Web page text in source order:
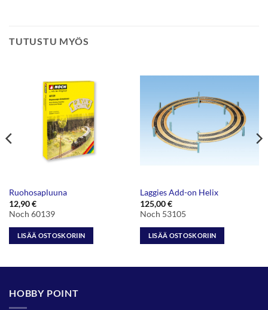
TUTUSTU MYÖS
Ruohosapluuna
12,90€
Noch 60139
LISÄÄ OSTOSKORIIN
Laggies Add-on Helix
125,00€
Noch 53105
LISÄÄ OSTOSKORIIN
HOBBY POINT